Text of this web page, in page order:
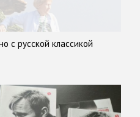
с русской классикой